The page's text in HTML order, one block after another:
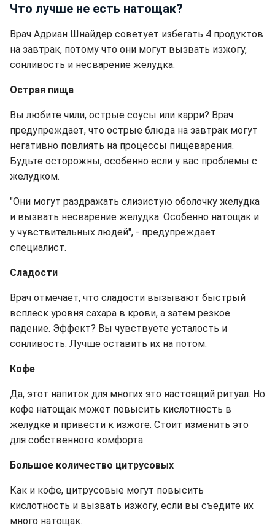
Что лучше не есть натощак?
Врач Адриан Шнайдер советует избегать 4 продуктов
на завтрак, потому что они могут вызвать изжогу,
сонливость и несварение желудка.
Острая пища
Вы любите чили, острые соусы или карри? Врач
предупреждает, что острые блюда на завтрак могут
негативно повлиять на процессы пищеварения.
Будьте осторожны, особенно если у вас проблемы с
желудком.
"Они могут раздражать слизистую оболочку желудка
и вызвать несварение желудка. Особенно натощак и
у чувствительных людей", - предупреждает
специалист.
Сладости
Врач отмечает, что сладости вызывают быстрый
всплеск уровня сахара в крови, а затем резкое
падение. Эффект? Вы чувствуете усталость и
сонливость. Лучше оставить их на потом.
Кофе
Да, этот напиток для многих это настоящий ритуал. Но
кофе натощак может повысить кислотность в
желудке и привести к изжоге. Стоит изменить это
для собственного комфорта.
Большое количество цитрусовых
Как и кофе, цитрусовые могут повысить
кислотность и вызвать изжогу, если вы съедите их
много натощак.